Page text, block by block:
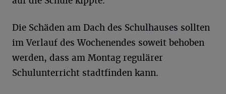
Die Schäden am Dach des Schulhauses sollten
im Verlauf des Wochenendes soweit behoben
werden, dass am Montag regulärer
Schulunterricht stadtfinden kann.